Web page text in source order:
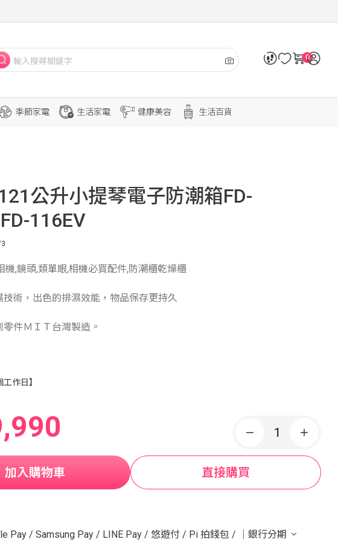
0
季節家電 生活家電 健康美容 生活百貨
公升小提琴電子防潮箱FD-
116EV
機,鏡頭,類單眼,相機必買配件,防潮櫃乾燥櫃
技術，出色的排濕效能，物品保存更持久
件ＭＩＴ台灣製造。
工作日】
加入購物車 直接購買
Pay / Samsung Pay / LINE Pay / 悠遊付 / Pi 拍錢包 / ｜銀行分期